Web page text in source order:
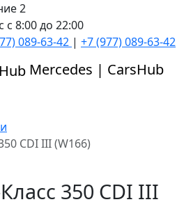
2
с 8:00 до 22:00
089-63-42 | +7 (977) 089-63-42
Mercedes | CarsHub
CDI III (W166)
350 CDI III